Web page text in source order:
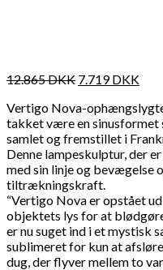
12.865DKK 7.719DKK
Vertigo Nova-
takket være en
samlet og fremstillet i
Denne lampeskulptur, der
med sin linje og bevægelse
tiltrækningskraft.
“Vertigo Nova er opstået
objektets lys for at
er nu suget ind i et mystisk
sublimeret for kun at
dug, der flyver mellem to